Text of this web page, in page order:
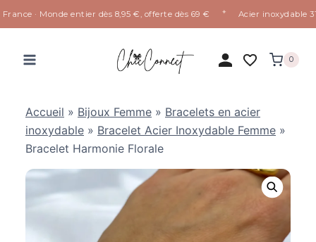
· Monde entier dès 8,95 €, offerte dès 69 € Acier inoxydable
0
Accueil » Bijoux Femme » Bracelets en acier
inoxydable » Bracelet Acier Inoxydable Femme »
Bracelet Harmonie Florale